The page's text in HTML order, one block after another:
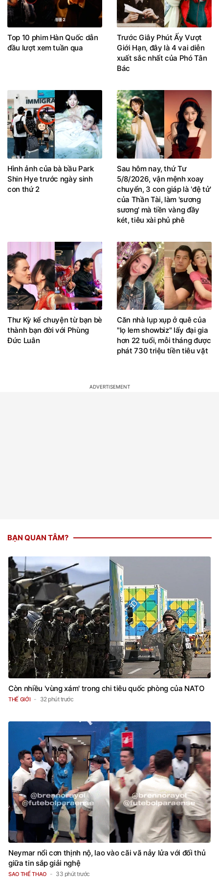
Top 10 phim Hàn Quốc dẫn
đầu lượt xem tuần qua
Trước Giây Phút Ấy Vượt
Giới Hạn, đây là 4 vai diễn
xuất sắc nhất của Phó Tân
Bác
Hình ảnh của bà bầu Park
Shin Hye trước ngày sinh
con thứ 2
Sau hôm nay, thứ Tư
5/8/2026, vận mệnh xoay
chuyển, 3 con giáp là 'đệ tử'
của Thần Tài, làm 'sương
sương' mà tiền vàng đầy
két, tiêu xài phủ phê
Thư Kỳ kể chuyện từ bạn bè
thành bạn đời với Phùng
Đức Luân
Căn nhà lụp xụp ở quê của
"lọ lem showbiz" lấy đại gia
hơn 22 tuổi, mỗi tháng được
phát 730 triệu tiền tiêu vặt
BẠN QUAN TÂM?
Còn nhiều 'vùng xám' trong chi tiêu quốc phòng của NATO
THẾ GIỚI 32 phút trước
Neymar nổi cơn thịnh nộ, lao vào cãi vã nảy lửa với đối thủ
giữa tin sắp giải nghệ
SAO THỂ THAO 33 phút trước